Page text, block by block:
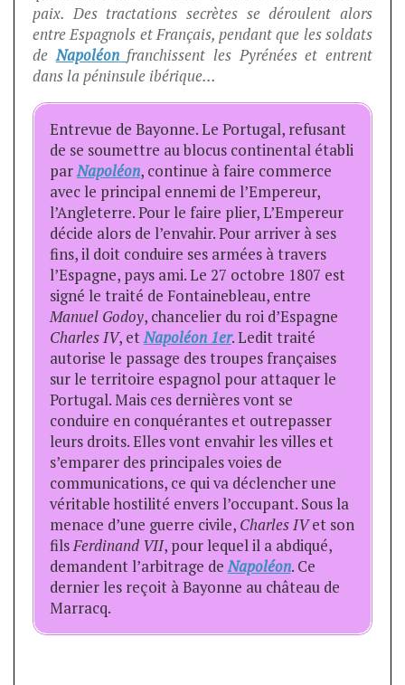
paix. Des tractations secrètes se déroulent alors
entre Espagnols et Français, pendant que les soldats
deNapoléon franchissent les Pyrénées et entrent
dans la péninsule ibérique…
Entrevue de Bayonne. Le Portugal, refusant
de se soumettre au blocus continental établi
parNapoléon, continue à faire commerce
avec le principal ennemi de l’Empereur,
l’Angleterre. Pour le faire plier, L’Empereur
décide alors de l’envahir. Pour arriver à ses
fins, il doit conduire ses armées à travers
l’Espagne, pays ami. Le 27 octobre 1807 est
signé le traité de Fontainebleau, entre
Manuel Godoy, chancelier du roi d’Espagne
Charles IV, etNapoléon 1er. Ledit traité
autorise le passage des troupes françaises
sur le territoire espagnol pour attaquer le
Portugal. Mais ces dernières vont se
conduire en conquérantes et outrepasser
leurs droits. Elles vont envahir les villes et
s’emparer des principales voies de
communications, ce qui va déclencher une
véritable hostilité envers l’occupant. Sous la
menace d’une guerre civile, Charles IVet son
filsFerdinand VII, pour lequel il a abdiqué,
demandent l’arbitrage deNapoléon. Ce
dernier les reçoit à Bayonne au château de
Marracq.